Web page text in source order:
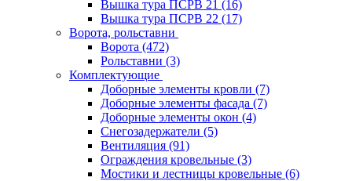
Вышка тура ПСРВ 21 (16)
Вышка тура ПСРВ 22 (17)
Ворота, рольставни
Ворота (472)
Рольставни (3)
Комплектующие
Доборные элементы кровли (7)
Доборные элементы фасада (7)
Доборные элементы окон (4)
Снегозадержатели (5)
Вентиляция (91)
Ограждения кровельные (3)
Мостики и лестницы кровельные (6)